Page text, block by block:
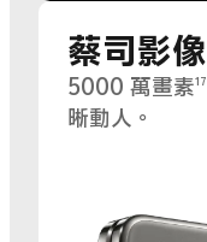
蔡司影像
5000 萬畫素17
晰動人。